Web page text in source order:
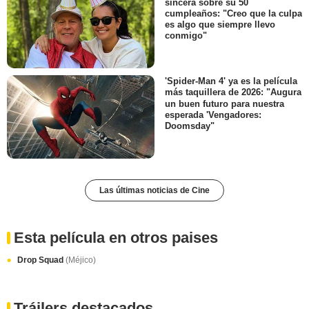
sincera sobre su 50
cumpleaños: "Creo que la culpa
es algo que siempre llevo
conmigo"
'Spider-Man 4' ya es la película
más taquillera de 2026: "Augura
un buen futuro para nuestra
esperada 'Vengadores:
Doomsday"
Las últimas noticias de Cine
Esta película en otros paises
Drop Squad (Méjico)